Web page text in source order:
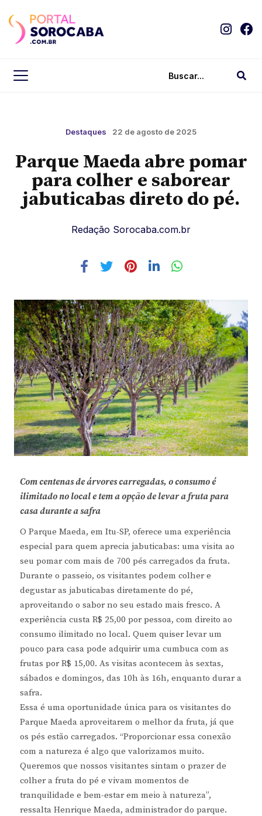
Destaques 22 de agosto de 2025
Parque Maeda abre pomar
para colher e saborear
jabuticabas direto do pé.
Redação Sorocaba.com.br
Com centenas de árvores carregadas, o consumo é
ilimitado no local e tem a opção de levar a fruta para
casa durante a safra
O Parque Maeda, em Itu-SP, oferece uma experiência
especial para quem aprecia jabuticabas: uma visita ao
seu pomar com mais de 700 pés carregados da fruta.
Durante o passeio, os visitantes podem colher e
degustar as jabuticabas diretamente do pé,
aproveitando o sabor no seu estado mais fresco. A
experiência custa R$ 25,00 por pessoa, com direito ao
consumo ilimitado no local. Quem quiser levar um
pouco para casa pode adquirir uma cumbuca com as
frutas por R$ 15,00. As visitas acontecem às sextas,
sábados e domingos, das 10h às 16h, enquanto durar a
safra.
Essa é uma oportunidade única para os visitantes do
Parque Maeda aproveitarem o melhor da fruta, já que
os pés estão carregados. “Proporcionar essa conexão
com a natureza é algo que valorizamos muito.
Queremos que nossos visitantes sintam o prazer de
colher a fruta do pé e vivam momentos de
tranquilidade e bem-estar em meio à natureza”,
ressalta Henrique Maeda, administrador do parque.